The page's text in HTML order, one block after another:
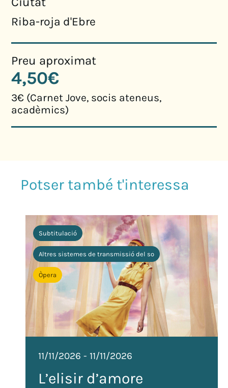
Riba-roja d'Ebre
Preu aproximat
4,50€
3€ (Carnet Jove, socis ateneus,
acadèmics)
Subtitulació
Altres sistemes de transmissió del so
Òpera
11/11/2026 - 11/11/2026
L’elisir d’amore